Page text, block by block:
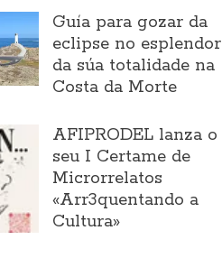
Guía para gozar da
eclipse no esplendor
da súa totalidade na
Costa da Morte
AFIPRODEL lanza o
seu I Certame de
Microrrelatos
«Arr3quentando a
Cultura»